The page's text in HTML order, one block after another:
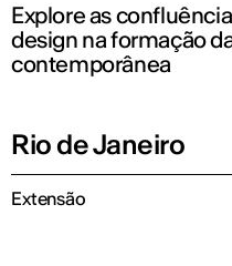
Explore as
design na formação
contemporânea
Rio de Janeiro
Extensão